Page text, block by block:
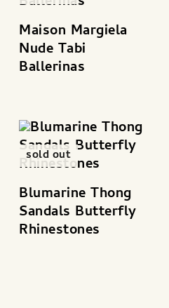
Maison Margiela
Nude Tabi
Ballerinas
sold out
Blumarine Thong
Sandals Butterfly
Rhinestones